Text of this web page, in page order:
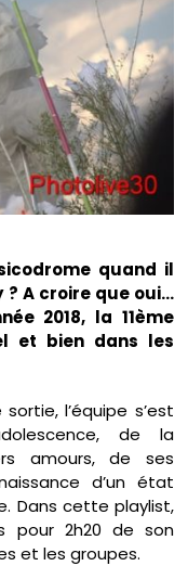
quand il
A croire que oui…
2018, la 11ème
et bien dans les
l’équipe s’est
de la
amours, de ses
d’un état
Dans cette playlist,
pour 2h20 de son
et les groupes.